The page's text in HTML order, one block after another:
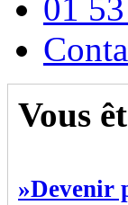
01
Vous
»Devenir